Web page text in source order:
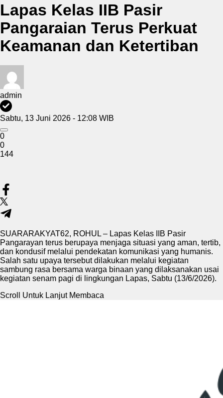
Lapas Kelas IIB Pasir
Pangaraian Terus Perkuat
Keamanan dan Ketertiban
admin
Sabtu, 13 Juni 2026 - 12:08 WIB
0
0
144
SUARARAKYAT62, ROHUL – Lapas Kelas IIB Pasir
Pangarayan terus berupaya menjaga situasi yang aman, tertib,
dan kondusif melalui pendekatan komunikasi yang humanis.
Salah satu upaya tersebut dilakukan melalui kegiatan
sambung rasa bersama warga binaan yang dilaksanakan usai
kegiatan senam pagi di lingkungan Lapas, Sabtu (13/6/2026).
Scroll Untuk Lanjut Membaca